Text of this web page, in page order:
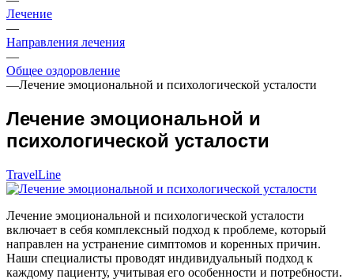
Лечение
—
Направления лечения
—
Общее оздоровление
—Лечение эмоциональной и психологической усталости
Лечение эмоциональной и
психологической усталости
TravelLine
Лечение эмоциональной и психологической усталости
включает в себя комплексный подход к проблеме, который
направлен на устранение симптомов и коренных причин.
Наши специалисты проводят индивидуальный подход к
каждому пациенту, учитывая его особенности и потребности.